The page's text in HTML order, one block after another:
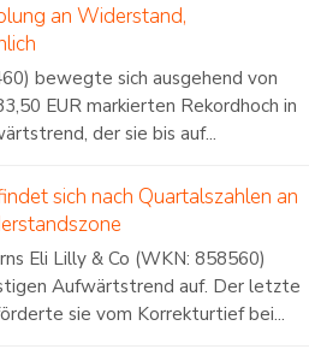
an Widerstand,
bewegte sich ausgehend von
EUR markierten Rekordhoch in
der sie bis auf...
sich nach Quartalszahlen an
Eli Lilly & Co (WKN: 858560)
Aufwärtstrend auf. Der letzte
sie vom Korrekturtief bei...